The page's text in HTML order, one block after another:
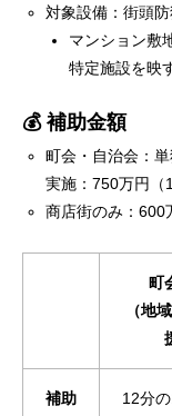
対象設備：街頭
マンション敷
特定施設を映
💰 補助金額
町会・自治会：
実施：750万円（
商店街のみ：600
町
（地
補助
12分